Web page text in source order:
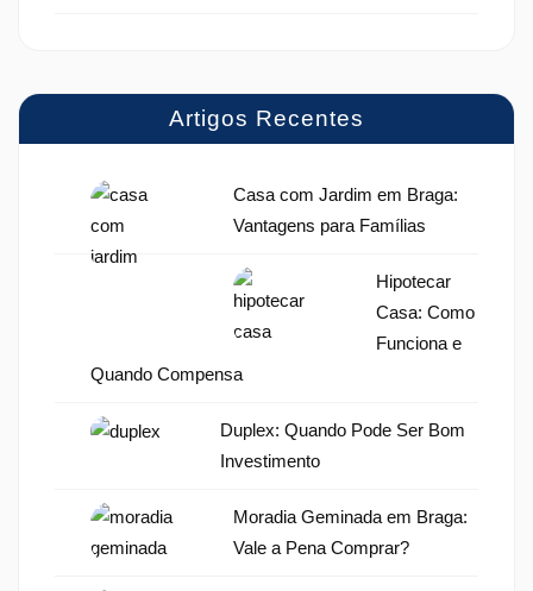
Artigos Recentes
Casa com Jardim em Braga:
Vantagens para Famílias
Hipotecar
Casa: Como
Funciona e
Quando Compensa
Duplex: Quando Pode Ser Bom
Investimento
Moradia Geminada em Braga:
Vale a Pena Comprar?